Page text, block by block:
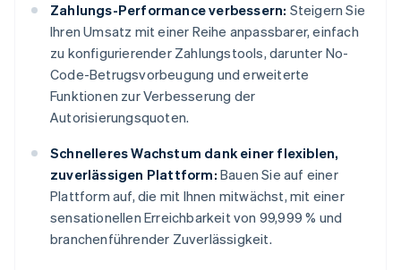
Zahlungs-Performance verbessern: Steigern Sie
Ihren Umsatz mit einer Reihe anpassbarer, einfach
zu konfigurierender Zahlungstools, darunter No-
Code-Betrugsvorbeugung und erweiterte
Funktionen zur Verbesserung der
Autorisierungsquoten.
Schnelleres Wachstum dank einer flexiblen,
zuverlässigen Plattform: Bauen Sie auf einer
Plattform auf, die mit Ihnen mitwächst, mit einer
sensationellen Erreichbarkeit von 99,999 % und
branchenführender Zuverlässigkeit.